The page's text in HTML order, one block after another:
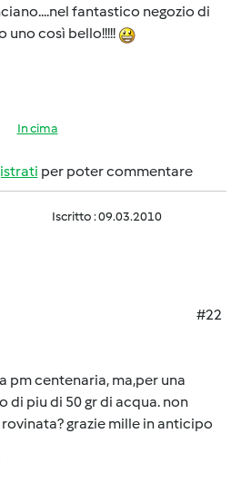
fantastico negozio di
uno così bello!!!!!
In cima
per poter commentare
Iscritto : 09.03.2010
#22
pm centenaria, ma,per una
di piu di 50 gr di acqua. non
grazie mille in anticipo